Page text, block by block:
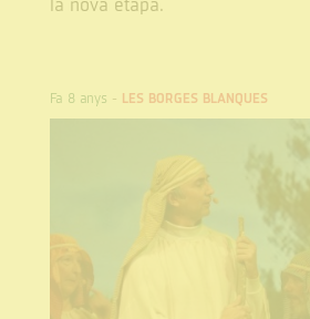
la nova etapa.
Fa 8 anys - LES BORGES BLANQUES